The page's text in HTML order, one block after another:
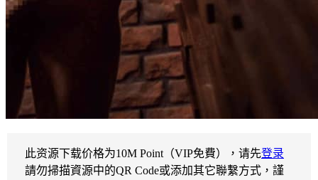
此资源下载价格为10M Point（VIP免費），请先登录
請勿掃描資源中的QR Code或添加其它聯繫方式，謹